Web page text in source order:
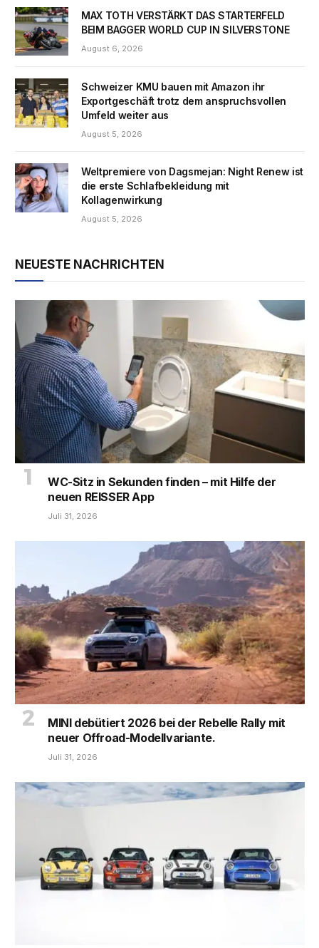
MAX TOTH VERSTÄRKT DAS STARTERFELD
BEIM BAGGER WORLD CUP IN SILVERSTONE
August 6, 2026
Schweizer KMU bauen mit Amazon ihr
Exportgeschäft trotz dem anspruchsvollen
Umfeld weiter aus
August 5, 2026
Weltpremiere von Dagsmejan: Night Renew ist
die erste Schlafbekleidung mit
Kollagenwirkung
August 5, 2026
NEUESTE NACHRICHTEN
WC-Sitz in Sekunden finden – mit Hilfe der
neuen REISSER App
Juli 31, 2026
MINI debütiert 2026 bei der Rebelle Rally mit
neuer Offroad-Modellvariante.
Juli 31, 2026